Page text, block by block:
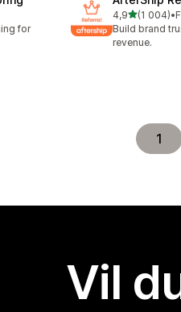
for
4,9av 5(1 004)
Totalt 1004 •
Build brand
revenue.
1
Vil